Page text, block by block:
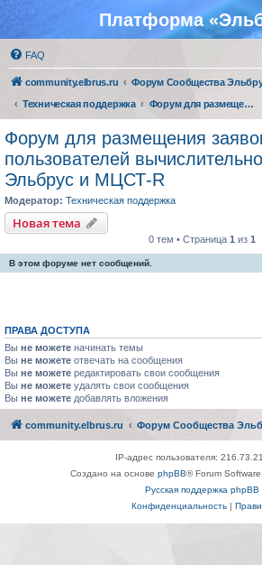
Платформа
FAQ
community.elbrus.ru
Форум Сообщества
Техническая поддержка
Форум для размещения заявок владельцев и пользователей вычислительной техники Эльбрус и МЦСТ-R
Форум для размещения
пользователей
Эльбрус и МЦСТ-R
Модератор: Техническая поддержка
Новая тема
0 тем • Страница 1 из 1
В этом форуме нет сообщений.
ПРАВА ДОСТУПА
Вы не можете начинать темы
Вы не можете отвечать на сообщения
Вы не можете редактировать свои сообщения
Вы не можете удалять свои сообщения
Вы не можете добавлять вложения
community.elbrus.ru Форум Сообщества
IP-адрес пользователя:
Создано на основе phpBB® Forum
Русская поддержка phpBB
Конфиденциальность|